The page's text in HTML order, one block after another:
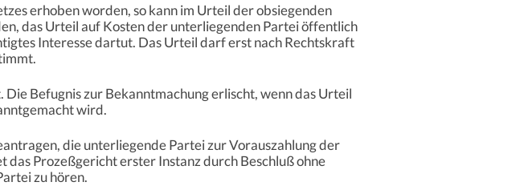
erhoben worden, so kann im Urteil der obsiegenden
das Urteil auf Kosten der unterliegenden Partei öffentlich
Interesse dartut. Das Urteil darf erst nach Rechtskraft
Befugnis zur Bekanntmachung erlischt, wenn das Urteil
wird.
die unterliegende Partei zur Vorauszahlung der
Prozeßgericht erster Instanz durch Beschluß ohne
zu hören.